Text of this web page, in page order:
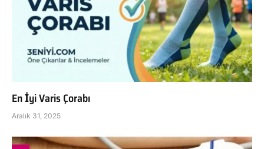
En İyi Varis Çorabı
Aralık 31, 2025